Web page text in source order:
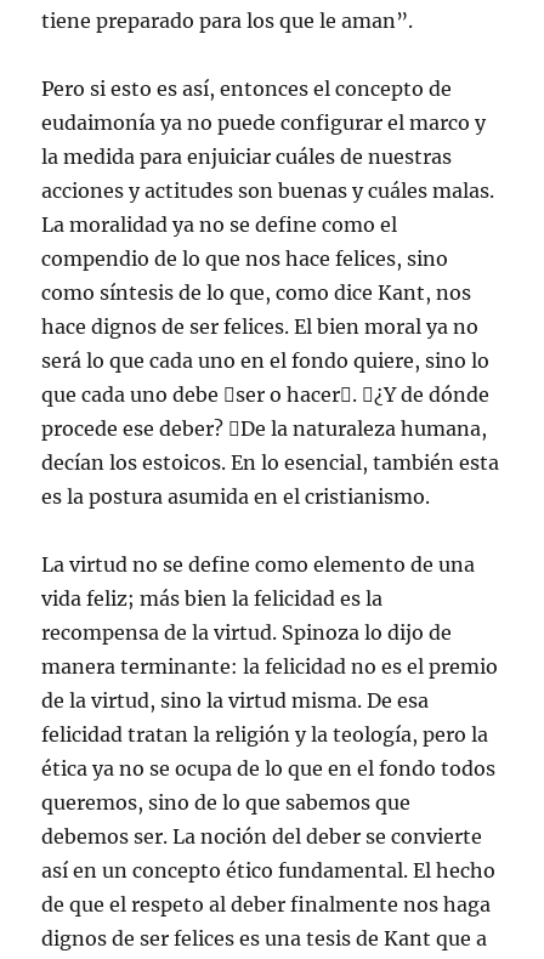
tiene preparado para los que le aman”.
Pero si esto es así, entonces el concepto de
eudaimonía ya no puede configurar el marco y
la medida para enjuiciar cuáles de nuestras
acciones y actitudes son buenas y cuáles malas.
La moralidad ya no se define como el
compendio de lo que nos hace felices, sino
como síntesis de lo que, como dice Kant, nos
hace dignos de ser felices. El bien moral ya no
será lo que cada uno en el fondo quiere, sino lo
que cada uno debe ser o hacer. ¿Y de dónde
procede ese deber? De la naturaleza humana,
decían los estoicos. En lo esencial, también esta
es la postura asumida en el cristianismo.
La virtud no se define como elemento de una
vida feliz; más bien la felicidad es la
recompensa de la virtud. Spinoza lo dijo de
manera terminante: la felicidad no es el premio
de la virtud, sino la virtud misma. De esa
felicidad tratan la religión y la teología, pero la
ética ya no se ocupa de lo que en el fondo todos
queremos, sino de lo que sabemos que
debemos ser. La noción del deber se convierte
así en un concepto ético fundamental. El hecho
de que el respeto al deber finalmente nos haga
dignos de ser felices es una tesis de Kant que a